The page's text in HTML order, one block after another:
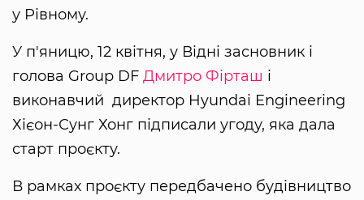
у Рівному.
У п'яницю, 12 квітня, у Відні засновник і
голова Group DF Дмитро Фірташ і
виконавчий директор Hyundai Engineering
Хієон-Сунг Хонг підписали угоду, яка дала
старт проєкту.
В рамках проєкту передбачено будівництво